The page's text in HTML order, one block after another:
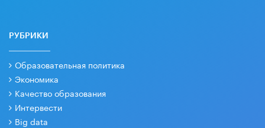
РУБРИКИ
Образовательная политика
Экономика
Качество образования
Интервести
Big data